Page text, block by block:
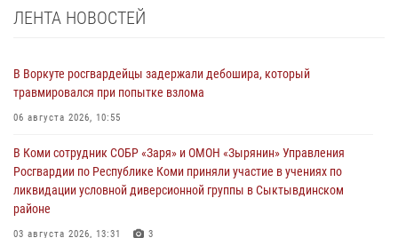
ЛЕНТА НОВОСТЕЙ
В Воркуте росгвардейцы задержали дебошира, который
травмировался при попытке взлома
06 августа 2026, 10:55
В Коми сотрудник СОБР «Заря» и ОМОН «Зырянин» Управления
Росгвардии по Республике Коми приняли участие в учениях по
ликвидации условной диверсионной группы в Сыктывдинском
районе
03 августа 2026, 13:31 3